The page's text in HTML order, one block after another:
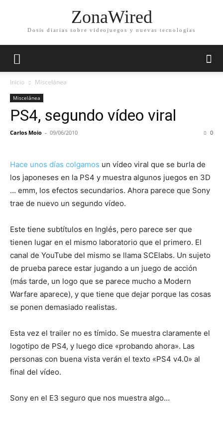
ZonaWired
Dosis diarias sobre videojuegos y nuevas tecnologías
Inicio Miscelánea
Miscelánea
PS4, segundo vídeo viral
Carlos Moio - 09/06/2010 0
Hace unos días colgamos un vídeo viral que se burla de
los japoneses en la PS4 y muestra algunos juegos en 3D
… emm, los efectos secundarios. Ahora parece que Sony
trae de nuevo un segundo vídeo.
Este tiene subtítulos en Inglés, pero parece ser que
tienen lugar en el mismo laboratorio que el primero. El
canal de YouTube del mismo se llama SCElabs. Un sujeto
de prueba parece estar jugando a un juego de acción
(más tarde, un logo que se parece mucho a Modern
Warfare aparece), y que tiene que dejar porque las cosas
se ponen demasiado realistas.
Esta vez el trailer no es tímido. Se muestra claramente el
logotipo de PS4, y luego dice «probando ahora». Las
personas con buena vista verán el texto «PS4 v4.0» al
final del vídeo.
Sony en el E3 seguro que nos muestra algo…